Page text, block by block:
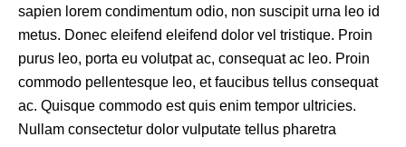
sapien lorem condimentum odio, non suscipit urna leo id
metus. Donec eleifend eleifend dolor vel tristique. Proin
purus leo, porta eu volutpat ac, consequat ac leo. Proin
commodo pellentesque leo, et faucibus tellus consequat
ac. Quisque commodo est quis enim tempor ultricies.
Nullam consectetur dolor vulputate tellus pharetra